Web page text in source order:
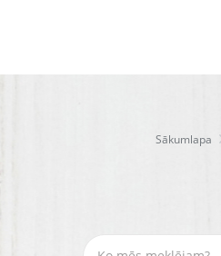
Sākumlapa